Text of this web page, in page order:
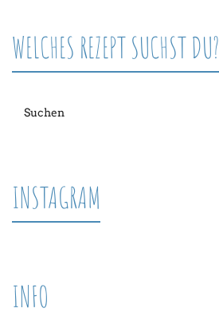
WELCHES REZEPT SUCHST DU?
INSTAGRAM
INFO